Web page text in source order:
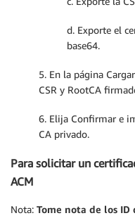
d. Exporte el
base64.
5. En la página
CSR y RootCA
6. Elija Confirmar e
CA privado.
Para solicitar un
ACM
Nota: Tome nota de los